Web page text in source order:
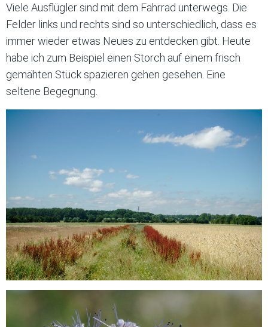
Viele Ausflügler sind mit dem Fahrrad unterwegs. Die
Felder links und rechts sind so unterschiedlich, dass es
immer wieder etwas Neues zu entdecken gibt. Heute
habe ich zum Beispiel einen Storch auf einem frisch
gemähten Stück spazieren gehen gesehen. Eine
seltene Begegnung.